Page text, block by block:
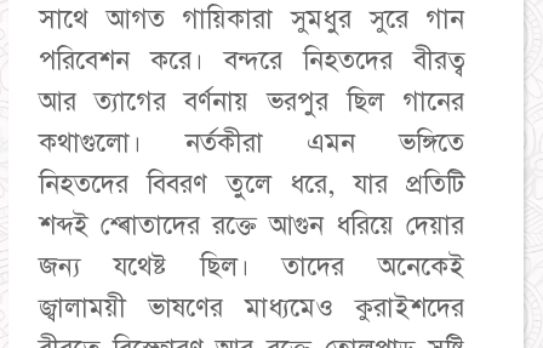
সাথে আগত গায়িকারা সুমধুর সুরে গান
পরিবেশন করে। বন্দরে নিহতদের বীরত্ব
আর ত্যাগের বর্ণনায় ভরপুর ছিল গানের
কথাগুলো। নর্তকীরা এমন ভঙ্গিতে
নিহতদের বিবরণ তুলে ধরে, যার প্রতিটি
শব্দই শ্ৰোতাদের রক্তে আগুন ধরিয়ে দেয়ার
জন্য যথেষ্ট ছিল। তাদের অনেকেই
জ্বালাময়ী ভাষণের মাধ্যমেও কুরাইশদের